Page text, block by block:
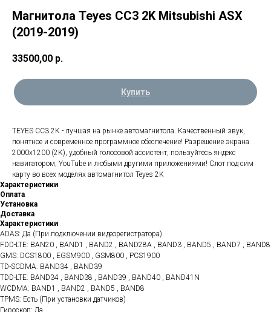
Магнитола Teyes CC3 2K Mitsubishi ASX
(2019-2019)
33500,00 р.
Купить
TEYES CC3 2K - лучшая на рынке автомагнитола. Качественный звук,
понятное и современное программное обеспечение! Разрешение экрана
2000х1200 (2K), удобный голосовой ассистент, пользуйтесь яндекс
навигатором, YouTube и любыми другими приложениями! Слот под сим
карту во всех моделях автомагнитол Teyes 2K
Характеристики
Оплата
Установка
Доставка
Характеристики
ADAS: Да (При подключении видеорегистратора)
FDD-LTE: BAN20 , BAND1 , BAND2 , BAND28A , BAND3 , BAND5 , BAND7 , BAND8
GMS: DCS1800 , EGSM900 , GSM800 , PCS1900
TD-SCDMA: BAND34 , BAND39
TDD-LTE: BAND34 , BAND38 , BAND39 , BAND40 , BAND41N
WCDMA: BAND1 , BAND2 , BAND5 , BAND8
TPMS: Есть (При установки датчиков)
Гироскоп: Да